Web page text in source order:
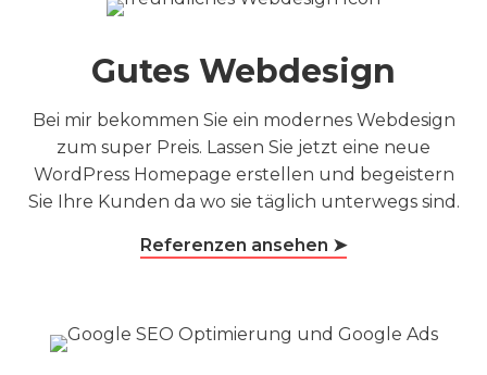
Gutes Webdesign
Bei mir bekommen Sie ein modernes Webdesign
zum super Preis. Lassen Sie jetzt eine neue
WordPress Homepage erstellen und begeistern
Sie Ihre Kunden da wo sie täglich unterwegs sind.
Referenzen ansehen ➤